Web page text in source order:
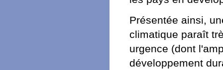
Présentée ainsi,
climatique paraît
urgence (dont
développement